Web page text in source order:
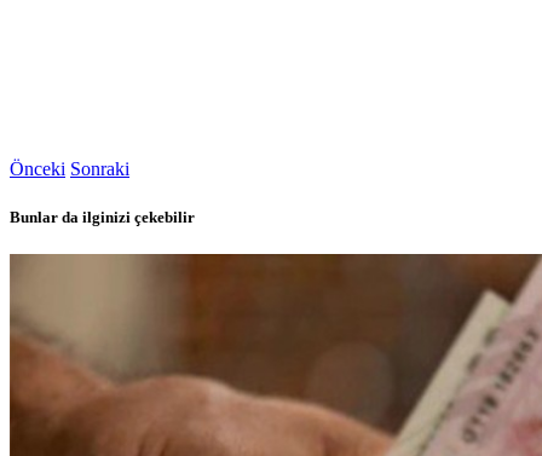
Önceki Sonraki
Bunlar da ilginizi çekebilir